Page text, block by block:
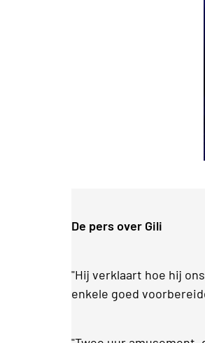
De pers over Gili
"Hij verklaart hoe hij
enkele goed